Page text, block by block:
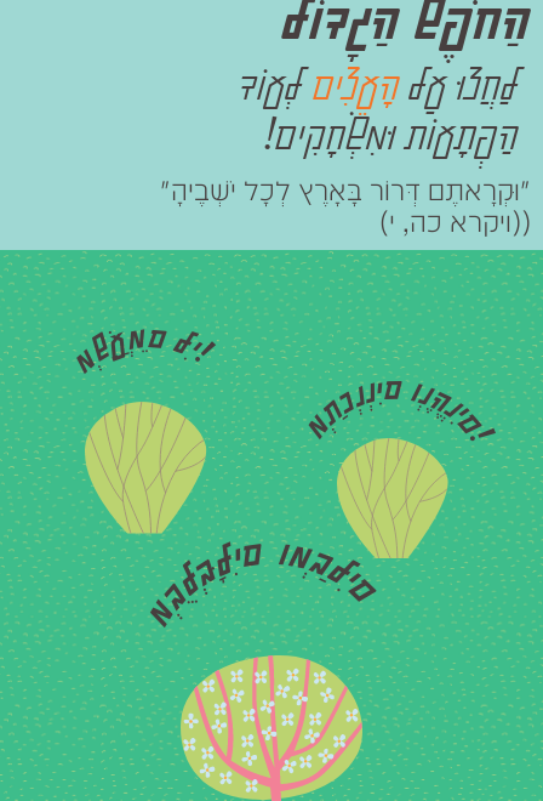
הַחֹפֶשׁ הַגָדוֹל
לַחֲצוּ עַל הָעֵצִים לְעוֹד
הַפְתָעוֹת וּמִשְׂחָקִים!
"וּקְרָאתֶם דְּרוֹר בָּאָרֶץ לְכָל יֹשְׁבֶיהָ"
((ויקרא כה, י)
מְתַכְנְנִים וְנֶהֱנִים! מְשַׁעֲמֵם לִי!
מְבֻלְבָּלִים וּמְבַלִים